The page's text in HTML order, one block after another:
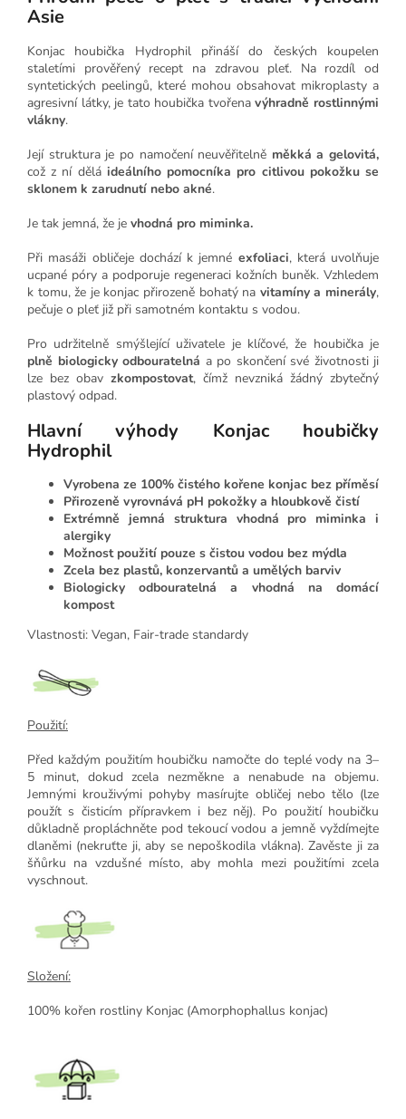
Asie
Konjac houbička Hydrophil přináší do českých koupelen
staletími prověřený recept na zdravou pleť. Na rozdíl od
syntetických peelingů, které mohou obsahovat mikroplasty a
agresivní látky, je tato houbička tvořenavýhradně rostlinnými
vlákny.
Její struktura je po namočení neuvěřitelně měkká a gelovitá,
což z ní dělá ideálního pomocníka pro citlivou pokožku se
sklonem k zarudnutí nebo akné.
Je tak jemná, že je vhodná pro miminka.
Při masáži obličeje dochází k jemné exfoliaci, která uvolňuje
ucpané póry a podporuje regeneraci kožních buněk. Vzhledem
k tomu, že je konjac přirozeně bohatý na vitamíny a minerály,
pečuje o pleť již při samotném kontaktu s vodou.
Pro udržitelně smýšlející uživatele je klíčové, že houbička je
plně biologicky odbouratelná a po skončení své životnosti ji
lze bez obav zkompostovat, čímž nevzniká žádný zbytečný
plastový odpad.
Hlavní výhody Konjac houbičky
Hydrophil
Vyrobena ze 100% čistého kořene konjac bez příměsí
Přirozeně vyrovnává pH pokožky a hloubkově čistí
Extrémně jemná struktura vhodná pro miminka i
alergiky
Možnost použití pouze s čistou vodou bez mýdla
Zcela bez plastů, konzervantů a umělých barviv
Biologicky odbouratelná a vhodná na domácí
kompost
Vlastnosti: Vegan, Fair-trade standardy
Použití:
Před každým použitím houbičku namočte do teplé vody na 3–
5 minut, dokud zcela nezměkne a nenabude na objemu.
Jemnými krouživými pohyby masírujte obličej nebo tělo (lze
použít s čisticím přípravkem i bez něj). Po použití houbičku
důkladně propláchněte pod tekoucí vodou a jemně vyždímejte
dlaněmi (nekruťte ji, aby se nepoškodila vlákna). Zavěste ji za
šňůrku na vzdušné místo, aby mohla mezi použitími zcela
vyschnout.
Složení:
100% kořen rostliny Konjac (Amorphophallus konjac)